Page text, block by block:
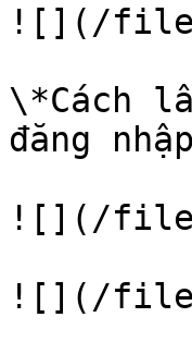
![](/
\*Cách
đăng
![](/
![](/files/-